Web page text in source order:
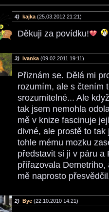
4) kajka (25.03.2012 21:21)
Děkuji za povídku!
3) Ivanka (09.02.2011 19:11)
Přiznám se. Dělá mi
rozumím, ale s čtením
srozumitelné... Ale
tak jsem nemohla
mě v knize fascinuje
divné, ale prostě to
tohle mému mozku
představit si ji v páru a
přiřazovala
mě naprosto
2) Bye (22.10.2010 14:21)